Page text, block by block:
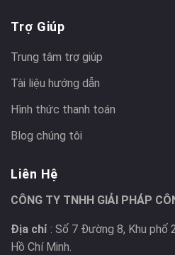
Trợ Giúp
Trung tâm trợ giúp
Tài liệu hướng dẫn
Hình thức thanh toán
Blog chúng tôi
Liên Hệ
CÔNG TY TNHH GIẢI PHÁP
Địa chỉ : Số 7 Đường 8, Khu phố
Hồ Chí Minh.